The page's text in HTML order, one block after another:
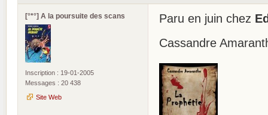
[°*°] A la poursuite des scans
Inscription : 19-01-2005
Messages : 20 438
Site Web
Paru en juin chez
Cassandre